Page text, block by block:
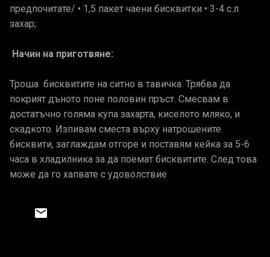
предпочитате/ • 1,5 пакет чаени бисквитки • 3-4 с.л
захар;
Начин на приготвяне:
Троша бисквитите на ситно в тавичка. Трябва да
покрият дъното поне половин пръст. Смесвам в
достатъчно голяма купа захарта, киселото мляко, и
скадкото. Изпивам сместа върху натрошените
бисквити, заглаждам отгоре и поставям кейка за 5-6
часа в хладилника за да поемат бисквитите. След това
може да го хапвате с удоволствие